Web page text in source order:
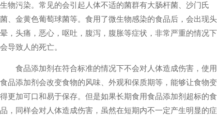
生物污染。常见的会引起人体不适的菌群有大肠杆菌、沙门氏
菌、金黄色葡萄球菌等。食用了微生物感染的食品后，会出现头
晕，头痛，恶心，呕吐，腹泻，腹胀等症状，非常严重的情况下
会导致人的死亡。
食品添加剂在符合标准的情况下不会对人体造成伤害，使用
食品添加剂会改变食物的风味、外观和保质期等，能够让食物变
得更加可口和易于保存。但是如果长期食用食品添加剂超标的食
品，同样会对人体造成伤害，虽然在短期内不一定产生明显的症